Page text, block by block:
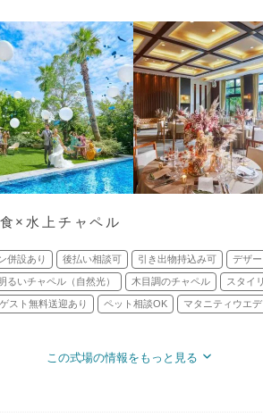
×水上チャペル
併設あり 後払い相談可 引き出物持込み可 デザ
るいチャペル（自然光） 木目調のチャペル スタイ
ゲスト無料送迎あり ペット相談OK マタニティウエ
この式場の情報をもっと見る